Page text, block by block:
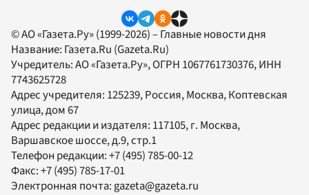
© АО «Газета.Ру» (1999-2026) – Главные новости дня
Название: Газета.Ru (Gazeta.Ru)
Учредитель:АО «Газета.Ру», ОГРН 1067761730376, ИНН
7743625728
Адрес учредителя: 125239, Россия, Москва, Коптевская
улица, дом 67
Адрес редакции и издателя: 117105, г. Москва,
Варшавское шоссе, д.9, стр.1
Телефон редакции:+7 (495) 785-00-12
Факс:+7 (495) 785-17-01
Электронная почта:gazeta@gazeta.ru